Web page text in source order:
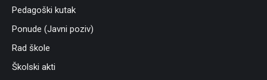
Pedagoški kutak
Ponude (Javni poziv)
Rad škole
Školski akti